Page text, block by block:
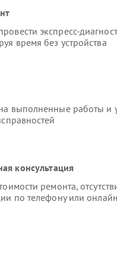
экспресс-
время без устройства
выполненные работы и
консультация
ремонта,
по телефону или